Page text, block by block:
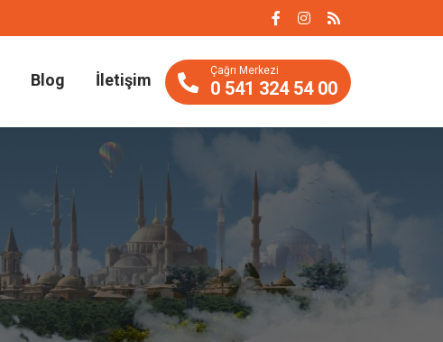
Blog İletişim
Çağrı Merkezi
0 541 324 54 00